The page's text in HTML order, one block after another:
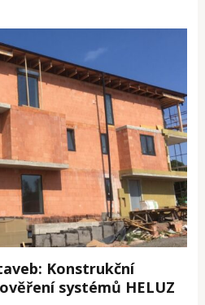
Konstrukční
systémů HELUZ